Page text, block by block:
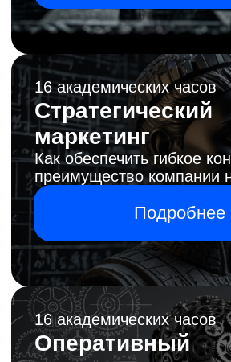
взаимоусиливающими «блоками»
знаний, поэтому в дальнейшем
самостоятельно, а что — правильно
делегировать тем, кто обеспечит вам
нужные результаты.
Ведь делегировать — не значит
всучить и с облегчением отвернуться,
правда?
Почему
«Эффективное
управление»?
Программа состоит из 3
самостоятельных, взаимоусиливающих
и логически связанных тем. Даёт
знания о системных и прагматичных
подходах к управлению бизнесом и
компанией в целом, стратегическим и